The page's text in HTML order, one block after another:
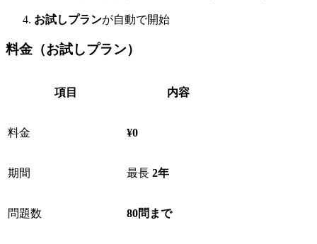
お試しプランが自動で開始
料金（お試しプラン）
項目 内容
料金 ¥0
期間 最長 2年
問題数 80問まで